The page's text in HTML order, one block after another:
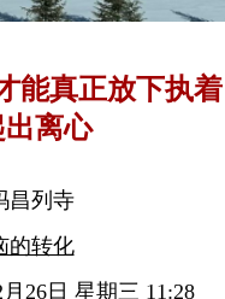
能真正放下执
离心
昌列寺
的转化
26日 星期三 11:28